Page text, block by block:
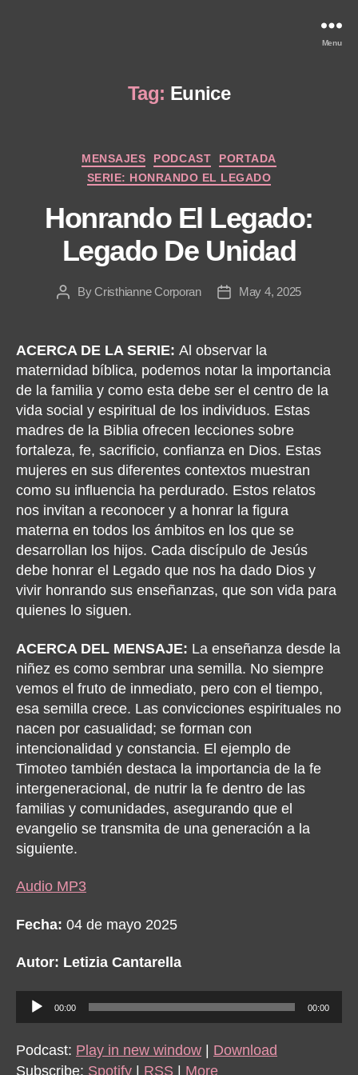
Menu
Tag: Eunice
Categories
MENSAJES PODCAST
PORTADA
SERIE: HONRANDO EL LEGADO
Honrando El Legado:
Legado De Unidad
PostByCristhianne Corporan
PostMay 4, 2025
ACERCA DE LA SERIE: Al observar la
maternidad bíblica, podemos notar la importancia
de la familia y como esta debe ser el centro de la
vida social y espiritual de los individuos. Estas
madres de la Biblia ofrecen lecciones sobre
fortaleza, fe, sacrificio, confianza en Dios. Estas
mujeres en sus diferentes contextos muestran
como su influencia ha perdurado. Estos relatos
nos invitan a reconocer y a honrar la figura
materna en todos los ámbitos en los que se
desarrollan los hijos. Cada discípulo de Jesús
debe honrar el Legado que nos ha dado Dios y
vivir honrando sus enseñanzas, que son vida para
quienes lo siguen.
ACERCA DEL MENSAJE: La enseñanza desde la
niñez es como sembrar una semilla. No siempre
vemos el fruto de inmediato, pero con el tiempo,
esa semilla crece. Las convicciones espirituales no
nacen por casualidad; se forman con
intencionalidad y constancia. El ejemplo de
Timoteo también destaca la importancia de la fe
intergeneracional, de nutrir la fe dentro de las
familias y comunidades, asegurando que el
evangelio se transmita de una generación a la
siguiente.
Audio MP3
Fecha: 04 de mayo 2025
Autor: Letizia Cantarella
u
d
i
00:00 00:00
Podcast: Play in new window
Download
Subscribe: Spotify RSS More